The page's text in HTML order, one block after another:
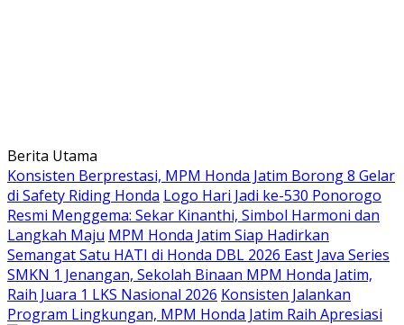
Langsung
ke
konten
Berita Utama
Konsisten Berprestasi, MPM Honda Jatim Borong 8 Gelar
di Safety Riding Honda Logo Hari Jadi ke-530 Ponorogo
Resmi Menggema: Sekar Kinanthi, Simbol Harmoni dan
Langkah Maju MPM Honda Jatim Siap Hadirkan
Semangat Satu HATI di Honda DBL 2026 East Java Series
SMKN 1 Jenangan, Sekolah Binaan MPM Honda Jatim,
Raih Juara 1 LKS Nasional 2026 Konsisten Jalankan
Program Lingkungan, MPM Honda Jatim Raih Apresiasi